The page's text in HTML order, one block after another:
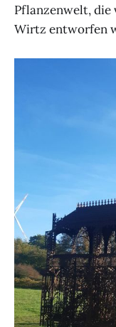
Pflanzenwelt, die
Wirtz entworfen